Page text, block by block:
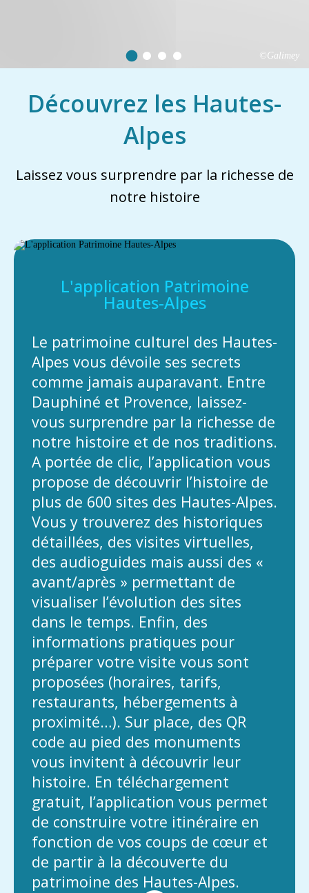
©Galimey
Découvrez les Hautes-
Alpes
Laissez vous surprendre par la richesse de
notre histoire
L'application Patrimoine
Hautes-Alpes
Le patrimoine culturel des Hautes-
Alpes vous dévoile ses secrets
comme jamais auparavant. Entre
Dauphiné et Provence, laissez-
vous surprendre par la richesse de
notre histoire et de nos traditions.
A portée de clic, l’application vous
propose de découvrir l’histoire de
plus de 600 sites des Hautes-Alpes.
Vous y trouverez des historiques
détaillées, des visites virtuelles,
des audioguides mais aussi des «
avant/après » permettant de
visualiser l’évolution des sites
dans le temps. Enfin, des
informations pratiques pour
préparer votre visite vous sont
proposées (horaires, tarifs,
restaurants, hébergements à
proximité…). Sur place, des QR
code au pied des monuments
vous invitent à découvrir leur
histoire. En téléchargement
gratuit, l’application vous permet
de construire votre itinéraire en
fonction de vos coups de cœur et
de partir à la découverte du
patrimoine des Hautes-Alpes.